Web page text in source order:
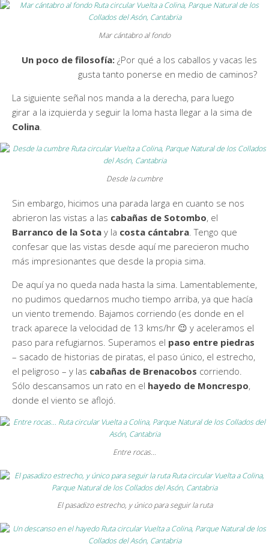
Mar cántabro al fondo
Un poco de filosofía: ¿Por qué a los caballos y vacas les
gusta tanto ponerse en medio de caminos?
La siguiente señal nos manda a la derecha, para luego
girar a la izquierda y seguir la loma hasta llegar a la sima de
Colina.
Desde la cumbre
Sin embargo, hicimos una parada larga en cuanto se nos
abrieron las vistas a las cabañas de Sotombo, el
Barranco de la Sota y la costa cántabra. Tengo que
confesar que las vistas desde aquí me parecieron mucho
más impresionantes que desde la propia sima.
De aquí ya no queda nada hasta la sima. Lamentablemente,
no pudimos quedarnos mucho tiempo arriba, ya que hacía
un viento tremendo. Bajamos corriendo (es donde en el
track aparece la velocidad de 13 kms/hr 😉 y aceleramos el
paso para refugiarnos. Superamos el paso entre piedras
– sacado de historias de piratas, el paso único, el estrecho,
el peligroso – y las cabañas de Brenacobos corriendo.
Sólo descansamos un rato en el hayedo de Moncrespo,
donde el viento se aflojó.
Entre rocas…
El pasadizo estrecho, y único para seguir la ruta